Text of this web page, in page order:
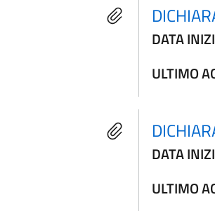
DATA
ULTIMO
DATA
ULTIMO